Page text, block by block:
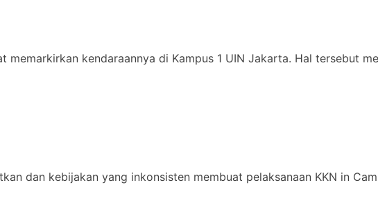
memarkirkan kendaraannya di Kampus 1 UIN Jakarta. Hal tersebut
dan kebijakan yang inkonsisten membuat pelaksanaan KKN in